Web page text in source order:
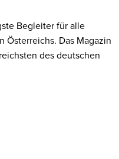
Begleiter für alle
Österreichs. Das Magazin
des deutschen